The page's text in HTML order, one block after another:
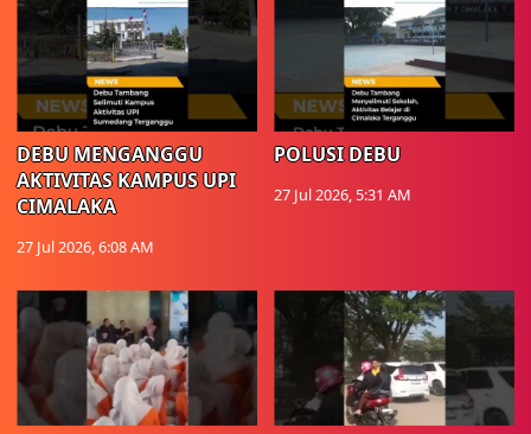
DEBU MENGANGGU
AKTIVITAS KAMPUS UPI
CIMALAKA
27 Jul 2026, 6:08 AM
POLUSI DEBU
27 Jul 2026, 5:31 AM